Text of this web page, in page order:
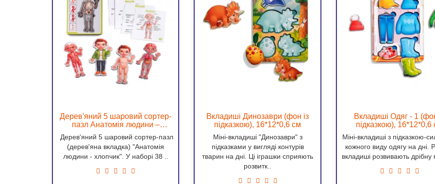
Дерев'яний 5 шаровий сортер-
пазл Анатомія людини –
хлопчик, 23*16*1,8 см
Дерев'яний 5 шаровий сортер-пазл
(дерев'яна вкладка) "Анатомія
людини - хлопчик". У наборі 38 ..
Вкладиші Динозаври (фон із
підказкою), 16*12*0,6 см
Міні-вкладиші "Динозаври" з
підказками у вигляді контурів
тварин на дні. Ці іграшки сприяють
розвитк..
Вкладиші Одяг - 1
підказкою), 16*12*0,6
Міні-вкладиші з підказкою-
кожного виду одягу на дні.
вкладиші розвивають дрібну